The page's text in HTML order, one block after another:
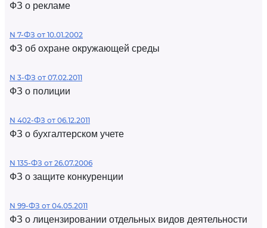
ФЗ о рекламе
N 7-ФЗ от 10.01.2002
ФЗ об охране окружающей среды
N 3-ФЗ от 07.02.2011
ФЗ о полиции
N 402-ФЗ от 06.12.2011
ФЗ о бухгалтерском учете
N 135-ФЗ от 26.07.2006
ФЗ о защите конкуренции
N 99-ФЗ от 04.05.2011
ФЗ о лицензировании отдельных видов деятельности